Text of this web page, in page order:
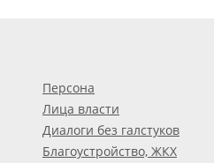
Персона
Лица власти
Диалоги без галстуков
Благоустройство, ЖКХ